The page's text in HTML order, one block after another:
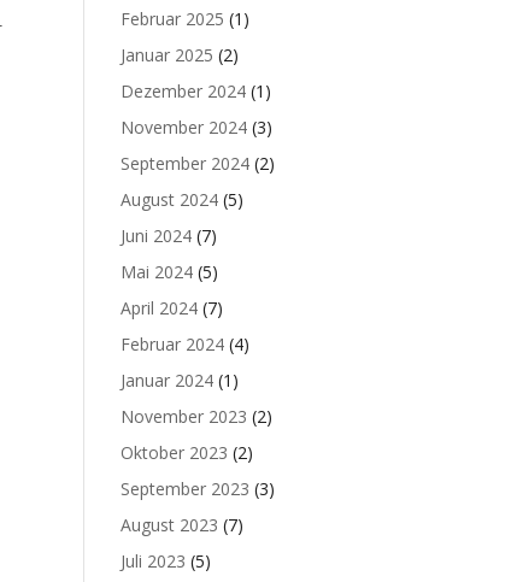
Februar 2025 (1)
Januar 2025 (2)
Dezember 2024 (1)
November 2024 (3)
September 2024 (2)
August 2024 (5)
Juni 2024 (7)
Mai 2024 (5)
April 2024 (7)
Februar 2024 (4)
Januar 2024 (1)
November 2023 (2)
Oktober 2023 (2)
September 2023 (3)
August 2023 (7)
Juli 2023 (5)